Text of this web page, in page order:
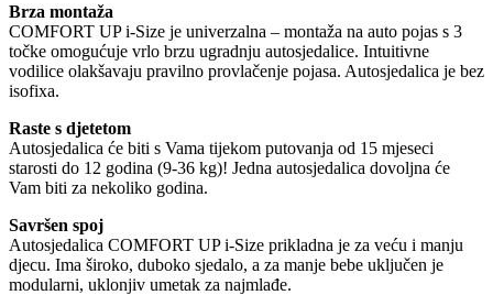
Brza montaža
COMFORT UP i-Size je univerzalna – montaža na auto pojas s 3
točke omogućuje vrlo brzu ugradnju autosjedalice. Intuitivne
vodilice olakšavaju pravilno provlačenje pojasa. Autosjedalica je bez
isofixa.
Raste s djetetom
Autosjedalica će biti s Vama tijekom putovanja od 15 mjeseci
starosti do 12 godina (9-36 kg)! Jedna autosjedalica dovoljna će
Vam biti za nekoliko godina.
Savršen spoj
Autosjedalica COMFORT UP i-Size prikladna je za veću i manju
djecu. Ima široko, duboko sjedalo, a za manje bebe uključen je
modularni, uklonjiv umetak za najmlađe.